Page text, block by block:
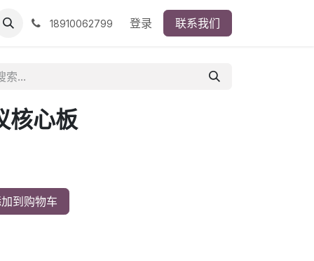
18910062799 登录 联系我们
核心板
到购物车